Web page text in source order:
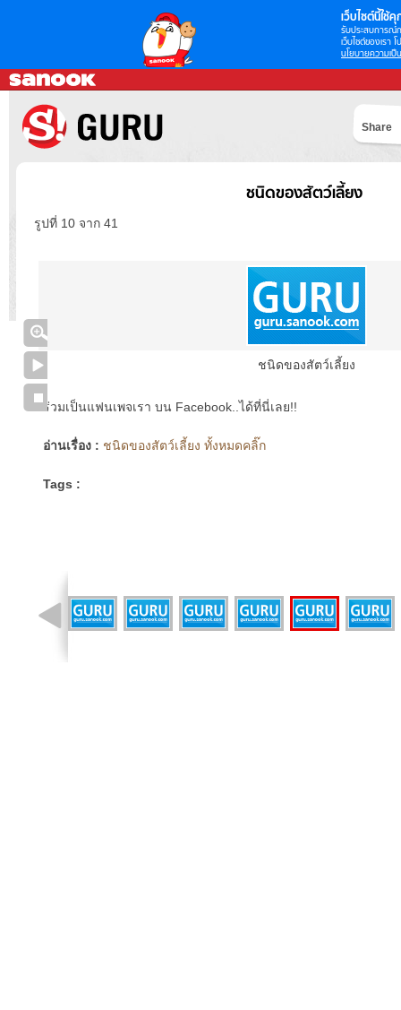
เว็บไซต์นี้ใช้คุ
รับประสบการณ์
เว็บไซต์ของเรา
นโยบายความเป็
Share
ชนิดของสัตว์เลี้ยง
รูปที่ 10 จาก 41
ชนิดของสัตว์เลี้ยง
ร่วมเป็นแฟนเพจเรา บน Facebook..ได้ที่นี่เลย!!
อ่านเรื่อง : ชนิดของสัตว์เลี้ยง ทั้งหมดคลิ๊ก
Tags :